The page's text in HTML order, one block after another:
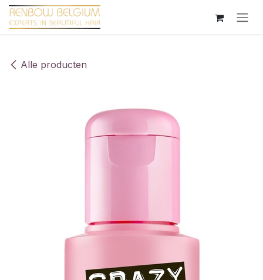
Overslaan naar inhoud
Alle producten